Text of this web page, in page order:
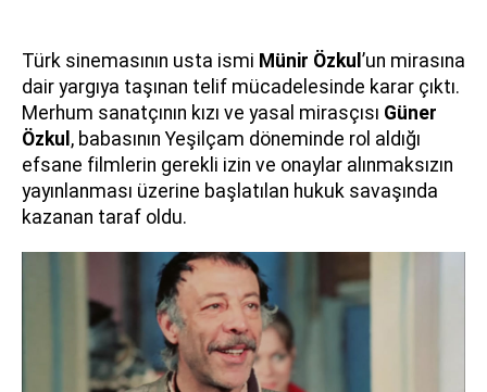
Türk sinemasının usta ismi Münir Özkul ’un mirasına
dair yargıya taşınan telif mücadelesinde karar çıktı.
Merhum sanatçının kızı ve yasal mirasçısı Güner
Özkul , babasının Yeşilçam döneminde rol aldığı
efsane filmlerin gerekli izin ve onaylar alınmaksızın
yayınlanması üzerine başlatılan hukuk savaşında
kazanan taraf oldu.